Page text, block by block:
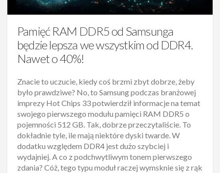
Pamięć RAM DDR5 od Samsunga
będzie lepsza we wszystkim od DDR4.
Nawet o 40%!
Znacie to uczucie, kiedy coś brzmi zbyt dobrze, żeby
było prawdziwe? No, to Samsung podczas branżowej
imprezy Hot Chips 33 potwierdził informacje na temat
swojego pierwszego modułu pamięci RAM DDR5 o
pojemności 512 GB. Tak, dobrze przeczytaliście. To
dokładnie tyle, ile mają niektóre dyski twarde. W
dodatku względem DDR4 jest dużo szybciej i
wydajniej. A co z podchwytliwym tonem pierwszego
zdania? Cóż, tego typu moduł raczej wymsknie się z rąk